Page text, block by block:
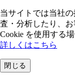
当サイトでは当社
査・分析したり、
Cookie を使⽤する
詳しくはこちら
閉じる